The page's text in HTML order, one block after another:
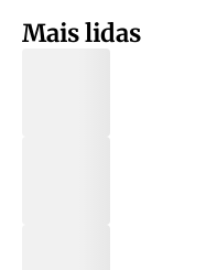
Mais lidas